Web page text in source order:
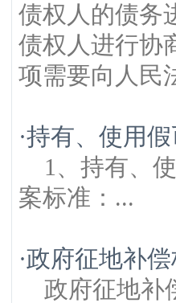
债权人的债务
债权人进行协
项需要向人民
·持有、使用
1、持有、
案标准：...
·政府征地补
政府征地补